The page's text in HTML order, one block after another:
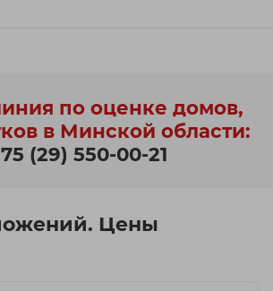
по оценке домов,
в Минской области:
(29) 550-00-21
Цены